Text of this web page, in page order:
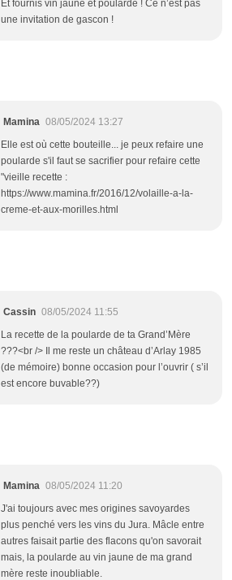
Et fournis vin jaune et poularde ! Ce n’est pas
une invitation de gascon !
Mamina 08/05/2024 13:27
Elle est où cette bouteille... je peux refaire une
poularde s'il faut se sacrifier pour refaire cette
"vieille recette :
https://www.mamina.fr/2016/12/volaille-a-la-
creme-et-aux-morilles.html
Cassin 08/05/2024 11:55
La recette de la poularde de ta Grand’Mère
???<br /> Il me reste un château d’Arlay 1985
(de mémoire) bonne occasion pour l’ouvrir ( s’il
est encore buvable??)
Mamina 08/05/2024 11:20
J'ai toujours avec mes origines savoyardes
plus penché vers les vins du Jura. Mâcle entre
autres faisait partie des flacons qu'on savorait
mais, la poularde au vin jaune de ma grand
mère reste inoubliable.